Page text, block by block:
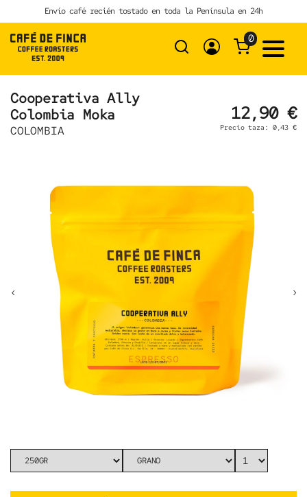
to
content
Envío café recién tostado en toda la Península en 24h
0
Cooperativa Ally
Colombia Moka
12,90 €
COLOMBIA Precio taza: 0,43 €
‹ ›